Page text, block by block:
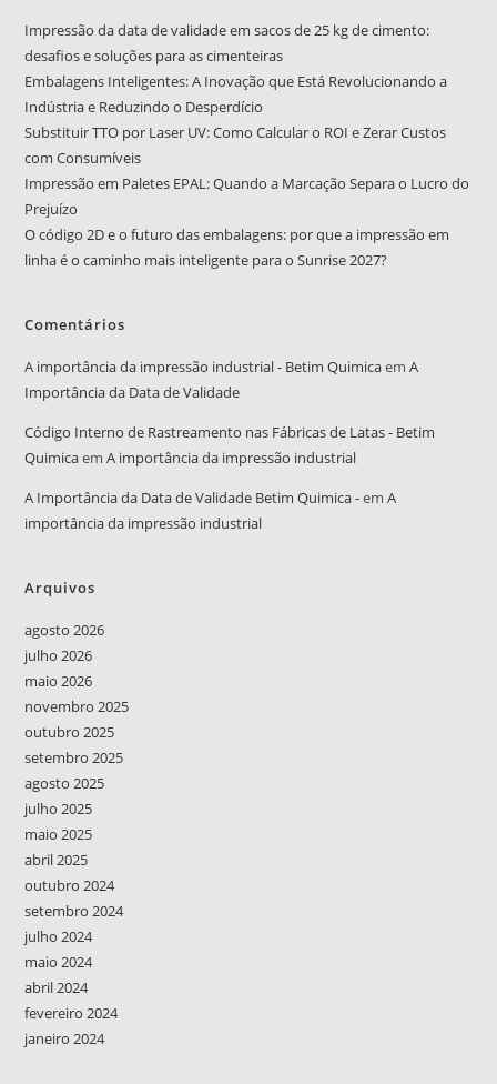
Impressão da data de validade em sacos de 25 kg de cimento:
desafios e soluções para as cimenteiras
Embalagens Inteligentes: A Inovação que Está Revolucionando a
Indústria e Reduzindo o Desperdício
Substituir TTO por Laser UV: Como Calcular o ROI e Zerar Custos
com Consumíveis
Impressão em Paletes EPAL: Quando a Marcação Separa o Lucro do
Prejuízo
O código 2D e o futuro das embalagens: por que a impressão em
linha é o caminho mais inteligente para o Sunrise 2027?
Comentários
A importância da impressão industrial - Betim QuimicaemA
Importância da Data de Validade
Código Interno de Rastreamento nas Fábricas de Latas - Betim
QuimicaemA importância da impressão industrial
A Importância da Data de Validade Betim Quimica -emA
importância da impressão industrial
Arquivos
agosto 2026
julho 2026
maio 2026
novembro 2025
outubro 2025
setembro 2025
agosto 2025
julho 2025
maio 2025
abril 2025
outubro 2024
setembro 2024
julho 2024
maio 2024
abril 2024
fevereiro 2024
janeiro 2024